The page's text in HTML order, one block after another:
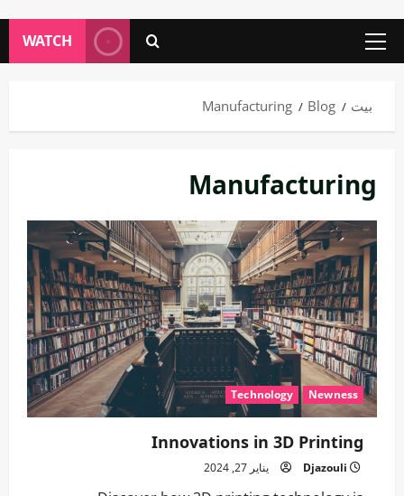
القائمة
WATCH
بيت Blog
Manufacturing
Manufacturing
Newness
Technology
Innovations in 3D Printing
Djazouli يناير 27, 2024